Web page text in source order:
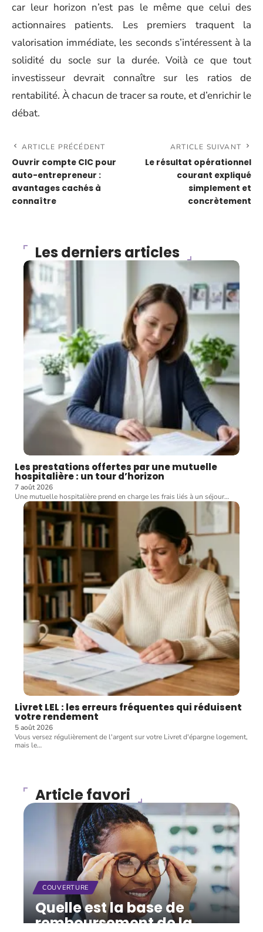
car leur horizon n’est pas le même que celui des
actionnaires patients. Les premiers traquent la
valorisation immédiate, les seconds s’intéressent à la
solidité du socle sur la durée. Voilà ce que tout
investisseur devrait connaître sur les ratios de
rentabilité. À chacun de tracer sa route, et d’enrichir le
débat.
ARTICLE PRÉCÉDENT
Ouvrir compte CIC pour
auto-entrepreneur :
avantages cachés à
connaître
ARTICLE SUIVANT
Le résultat opérationnel
courant expliqué
simplement et
concrètement
Les derniers articles
Les prestations offertes par une mutuelle
hospitalière : un tour d’horizon
7 août 2026
Une mutuelle hospitalière prend en charge les frais liés à un séjour…
Livret LEL : les erreurs fréquentes qui réduisent
votre rendement
5 août 2026
Vous versez régulièrement de l'argent sur votre Livret d'épargne logement,
mais le…
Article favori
COUVERTURE
Quelle est la base de
remboursement de la